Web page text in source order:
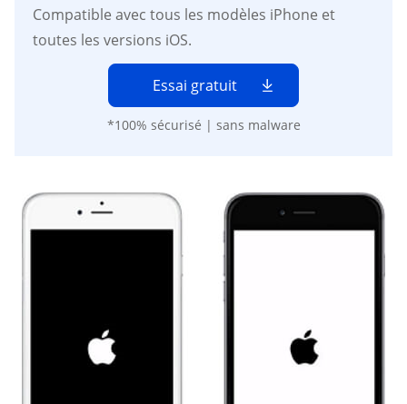
Compatible avec tous les modèles iPhone et
toutes les versions iOS.
Essai gratuit
*100% sécurisé | sans malware